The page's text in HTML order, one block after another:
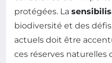
protégées. La
biodiversité et des
actuels doit être
ces réserves